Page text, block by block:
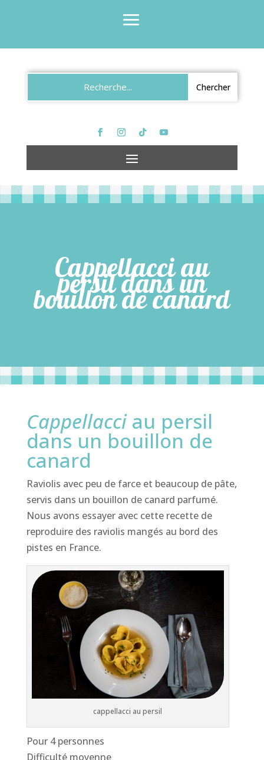
Cappellacci au
persil dans un
bouillon de canard
Cappellacciau persil
dans un bouillon de
canard
Raviolis avec peu de farce et beaucoup de pâte,
servis dans un bouillon de canard parfumé.
Nous avons essayer avec cette recette de
reproduire des raviolis mangés au bord des
pistes en France.
cappellacci au persil
Pour 4 personnes
Difficulté moyenne